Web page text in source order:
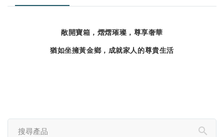
敞開寶箱，熠熠璀璨，尊享奢華
猶如坐擁黃金鄉，成就家人的尊貴生活